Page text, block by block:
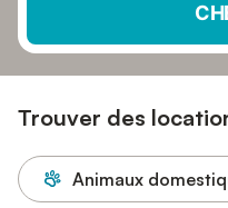
Trouver des
Animaux